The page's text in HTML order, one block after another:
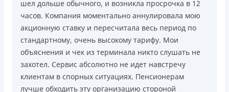
Погашение
В кассах и терминалах отделений
Оплата на расчетный счёт
Онлайн (через сайт или интернет-банкинг)
Через терминалы самообслуживания
Лицензия НБУ
Лицензия НБУ №10
Возраст
18 - 70 лет
Преимущества
Сниженная процентная ставка 0,01% в день для
новых клиентов на период от 3 до 30 дней (после
этого стандартная ставка 1%)
Запрашиваются только данные паспорта, ИНН, номер
шел дольше обычного, и возникла просрочка в 12
часов. Компания моментально аннулировала мою
акционную ставку и пересчитала весь период по
стандартному, очень высокому тарифу. Мои
объяснения и чек из терминала никто слушать не
захотел. Сервис абсолютно не идет навстречу
клиентам в спорных ситуациях. Пенсионерам
лучше обходить эту организацию стороной